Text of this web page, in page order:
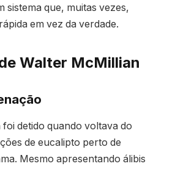
sistema que, muitas vezes,
em vez da verdade.
Walter McMillian
foi detido quando voltava do
de eucalipto perto de
Mesmo apresentando álibis